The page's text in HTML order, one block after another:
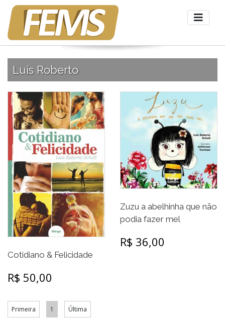
Luís Roberto
Cotidiano & Felicidade
R$ 50,00
Zuzu a abelhinha que não
podia fazer mel
R$ 36,00
Primeira 1 Última